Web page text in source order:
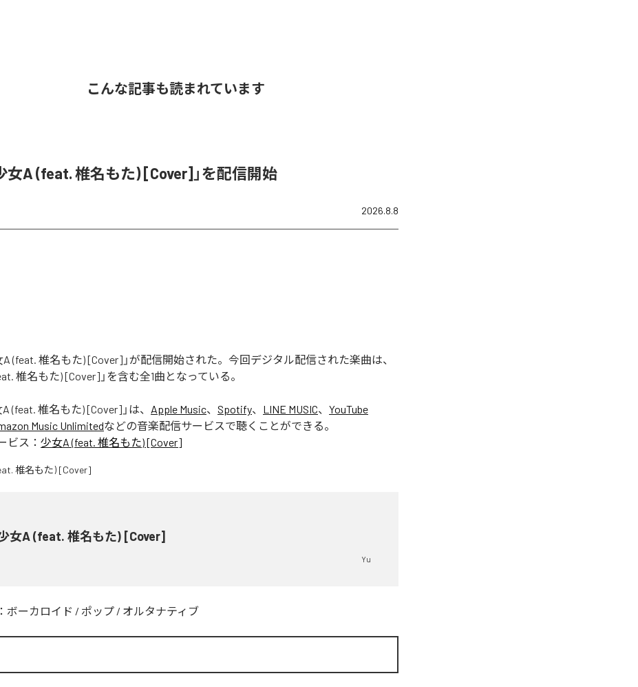
こんな記事も読まれています
女A (feat. 椎名もた) [Cover]」を配信開始
2026.8.8
A (feat. 椎名もた) [Cover]」が配信開始された。今回デジタル配信された楽曲は、
椎名もた) [Cover]」を含む全1曲となっている。
(feat. 椎名もた) [Cover] 」は、 Apple Music、 Spotify、 LINE MUSIC、 YouTube
Music Unlimitedなどの音楽配信サービスで聴くことができる。
ビス： 少女A (feat. 椎名もた) [Cover]
女A (feat. 椎名もた) [Cover]
Yu
ボーカロイド / ポップ / オルタナティブ